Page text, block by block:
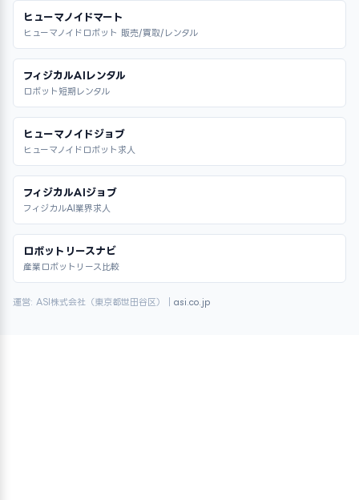
ヒューマノイドマート
ヒューマノイドロボット 販売/買取/レンタル
フィジカルAIレンタル
ロボット短期レンタル
ヒューマノイドジョブ
ヒューマノイドロボット求人
フィジカルAIジョブ
フィジカルAI業界求人
ロボットリースナビ
産業ロボットリース比較
運営: ASI株式会社（東京都世田谷区）｜ asi.co.jp